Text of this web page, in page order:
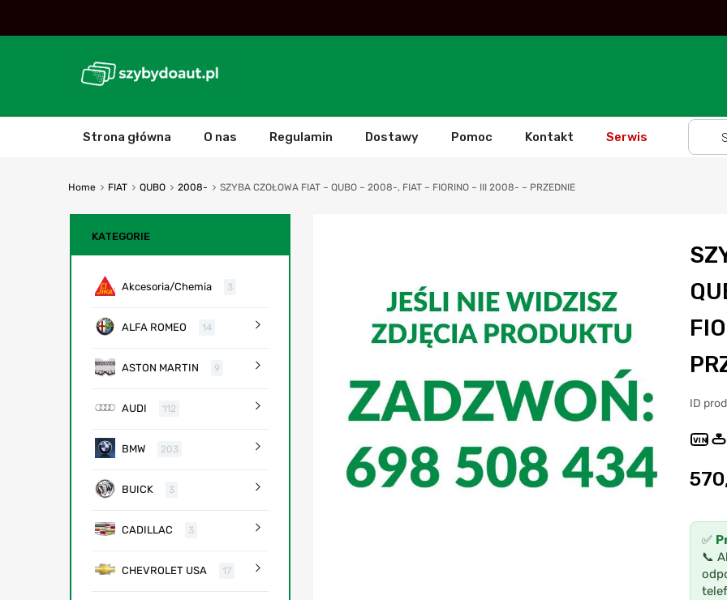
Strona główna O nas Regulamin Dostawy Pomoc Kontakt Serwis
Home FIAT QUBO 2008- SZYBA CZOŁOWA FIAT – QUBO – 2008-, FIAT – FIORINO – III 2008- – PRZEDNIE
ID
VIN
✅
📞
KATEGORIE
Akcesoria/Chemia 3
ALFA ROMEO 14
ASTON MARTIN 9
AUDI 112
BMW 203
BUICK 3
CADILLAC 3
CHEVROLET USA 17